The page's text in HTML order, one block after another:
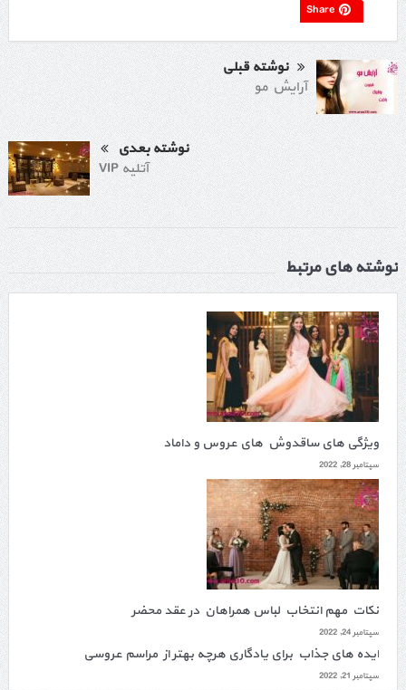
Share
نوشته قبلی
آرایش مو
نوشته بعدی
آتلیه VIP
نوشته های مرتبط
ویژگی های ساقدوش های عروس و داماد
سپتامبر 28, 2022
نکات مهم انتخاب لباس همراهان در عقد محضر
سپتامبر 24, 2022
ایده های جذاب برای یادگاری هرچه بهتر از مراسم عروسی
سپتامبر 21, 2022